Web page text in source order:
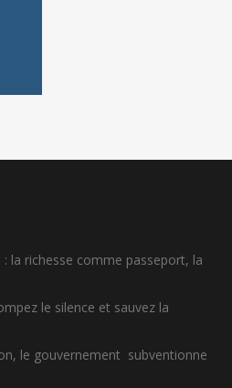
la richesse comme passeport, la
le silence et sauvez la
le gouvernement subventionne